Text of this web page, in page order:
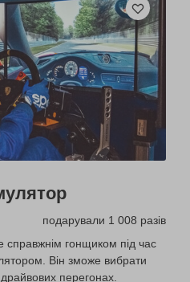
подарували 1 008 разів
справжнім гонщиком під час
Він зможе вибрати
перегонах.